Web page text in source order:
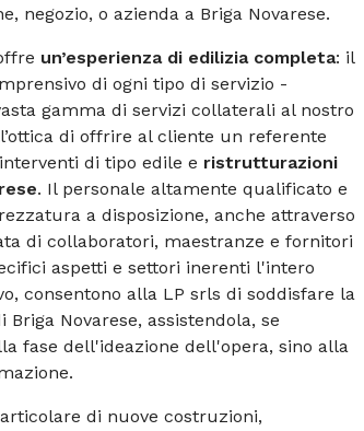
negozio, o azienda a Briga Novarese.
un’esperienza di edilizia completa: il
di ogni tipo di servizio -
gamma di servizi collaterali al nostro
di offrire al cliente un referente
di tipo edile e ristrutturazioni
. Il personale altamente qualificato e
a disposizione, anche attraverso
di collaboratori, maestranze e fornitori
aspetti e settori inerenti l'intero
consentono alla LP srls di soddisfare la
Novarese, assistendola, se
fase dell'ideazione dell'opera, sino alla
di nuove costruzioni,